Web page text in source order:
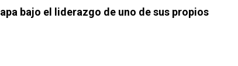
bajo el liderazgo de uno de sus propios